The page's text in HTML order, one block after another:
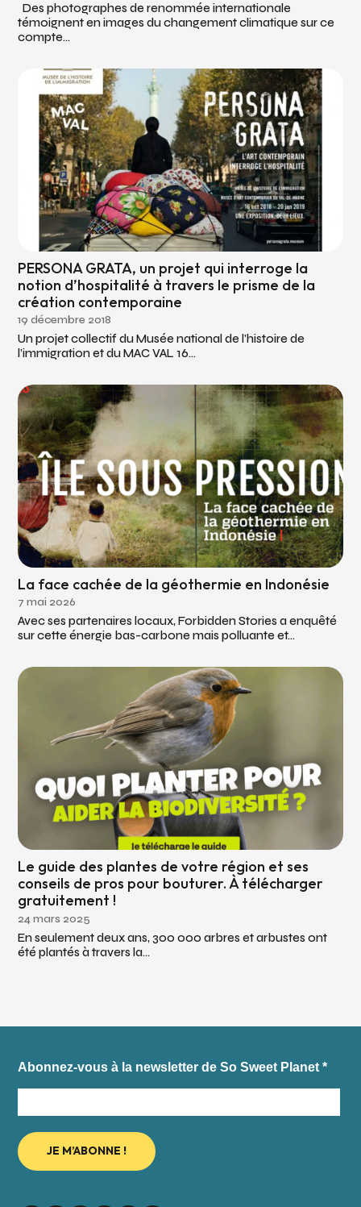
Des photographes de renommée internationale
témoignent en images du changement climatique sur ce
compte...
PERSONA GRATA, un projet qui interroge la
notion d’hospitalité à travers le prisme de la
création contemporaine
19 décembre 2018
Un projet collectif du Musée national de l’histoire de
l’immigration et du MAC VAL 16...
La face cachée de la géothermie en Indonésie
7 mai 2026
Avec ses partenaires locaux, Forbidden Stories a enquêté
sur cette énergie bas-carbone mais polluante et...
Le guide des plantes de votre région et ses
conseils de pros pour bouturer. À télécharger
gratuitement !
24 mars 2025
En seulement deux ans, 300 000 arbres et arbustes ont
été plantés à travers la...
Abonnez-vous à la newsletter de So Sweet Planet*